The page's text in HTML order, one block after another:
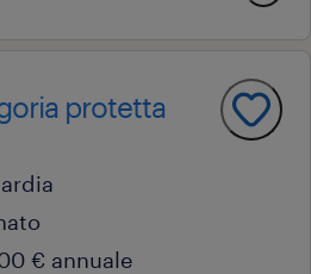
protetta
€ annuale